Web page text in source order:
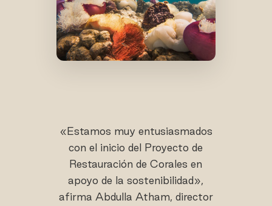
«Estamos muy entusiasmados
con el inicio del Proyecto de
Restauración de Corales en
apoyo de la sostenibilidad»,
afirma Abdulla Atham, director